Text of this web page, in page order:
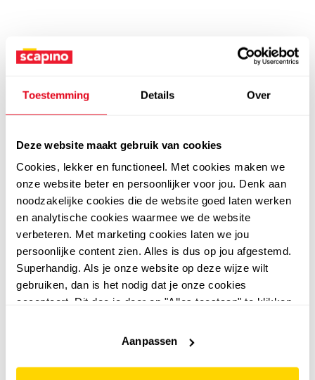
Toestemming Details Over
Deze website maakt gebruik van cookies
Cookies, lekker en functioneel. Met cookies maken we
onze website beter en persoonlijker voor jou. Denk aan
noodzakelijke cookies die de website goed laten werken
en analytische cookies waarmee we de website
verbeteren. Met marketing cookies laten we jou
persoonlijke content zien. Alles is dus op jou afgestemd.
Superhandig. Als je onze website op deze wijze wilt
gebruiken, dan is het nodig dat je onze cookies
accepteert. Dit doe je door op "Alles toestaan" te klikken.
website niet optimaal functioneert.
Aanpassen